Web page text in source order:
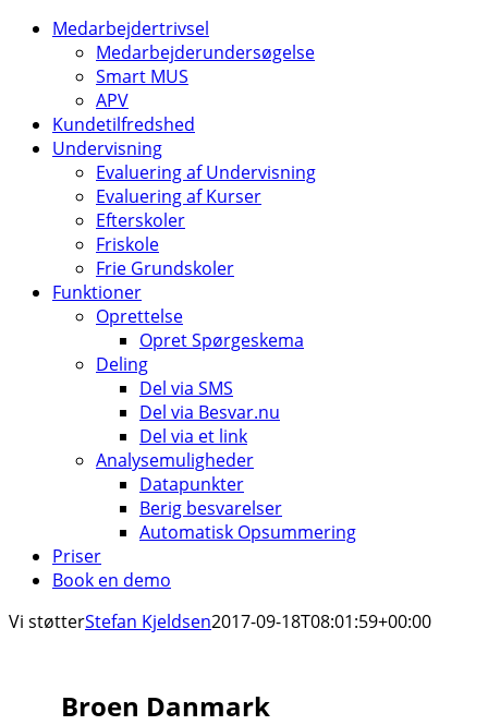
Medarbejdertrivsel
Medarbejderundersøgelse
Smart MUS
APV
Kundetilfredshed
Undervisning
Evaluering af Undervisning
Evaluering af Kurser
Efterskoler
Friskole
Frie Grundskoler
Funktioner
Oprettelse
Opret Spørgeskema
Deling
Del via SMS
Del via Besvar.nu
Del via et link
Analysemuligheder
Datapunkter
Berig besvarelser
Automatisk Opsummering
Priser
Book en demo
Vi støtterStefan Kjeldsen2017-09-18T08:01:59+00:00
Broen Danmark